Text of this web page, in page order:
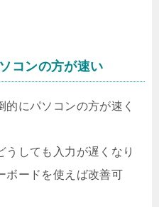
コンの方が速い
にパソコンの方が速く
うしても入力が遅くなり
ボードを使えば改善可